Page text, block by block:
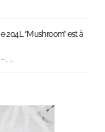
‘’Mushroom’’ est à
…